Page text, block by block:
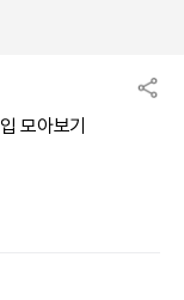
모아보기